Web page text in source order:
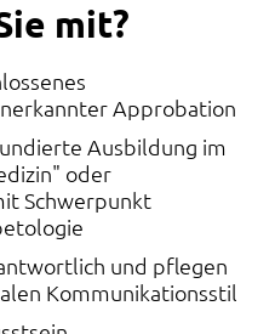
mit?
Approbation
Ausbildung im
oder
Schwerpunkt
und pflegen
Kommunikationsstil